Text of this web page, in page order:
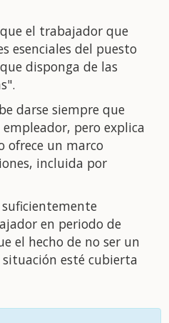
el trabajador que
esenciales del puesto
disponga de las
darse siempre que
pero explica
ofrece un marco
incluida por
en periodo de
el hecho de no ser un
esté cubierta